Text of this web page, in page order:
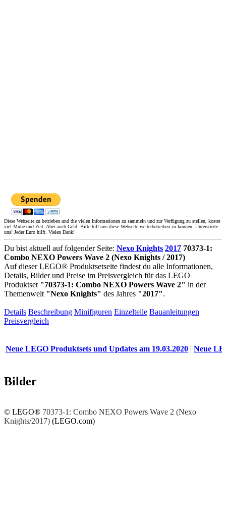
Diese Webseite zu betrieben und die vielen Informationen zu sammeln und zur Verfügung zu stellen, kostet
viel Mühe und Zeit. Aber auch Geld. Bitte hilf uns diese Webseite weiterbetreiben zu können. Unterstüzte
uns! Jeder Euro hilft. Vielen Dank!
Du bist aktuell auf folgender Seite: Nexo Knights 2017 70373-1:
Combo NEXO Powers Wave 2 (Nexo Knights / 2017)
Auf dieser LEGO® Produktsetseite findest du alle Informationen,
Details, Bilder und Preise im Preisvergleich für das LEGO
Produktset "70373-1: Combo NEXO Powers Wave 2" in der
Themenwelt "Nexo Knights" des Jahres "2017".
Details Beschreibung Minifiguren Einzelteile Bauanleitungen
Preisvergleich
LEGO Produktsets und Updates am 19.03.2020|Neue LEGO
Bilder
© LEGO® 70373-1: Combo NEXO Powers Wave 2 (Nexo
Knights/2017) (LEGO.com)